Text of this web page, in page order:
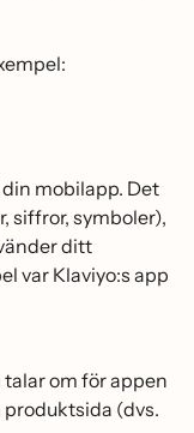
mobilapp. Det
siffror, symboler),
ditt
var Klaviyo:s app
talar om för appen
produktsida (dvs.